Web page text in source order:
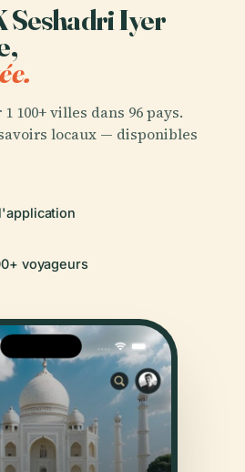
Seshadri Iyer
100+ villes dans 96 pays.
locaux — disponibles
voyageurs